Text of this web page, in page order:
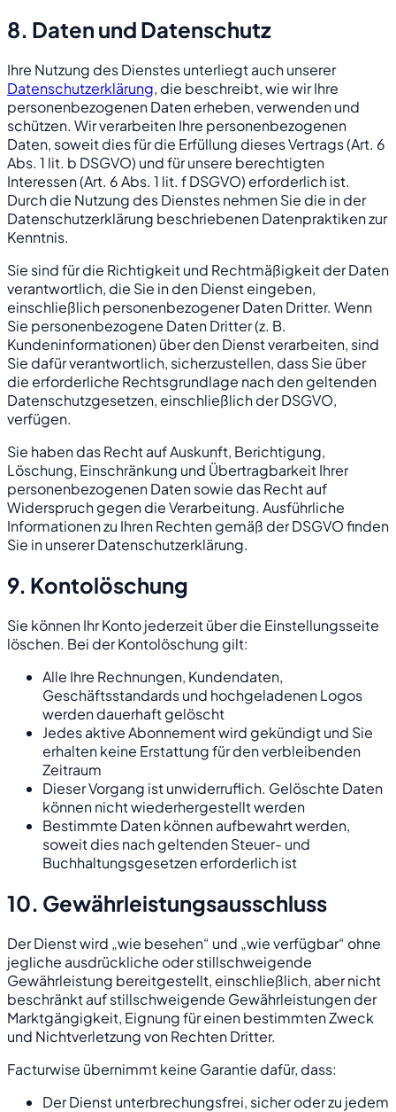
8. Daten und Datenschutz
Ihre Nutzung des Dienstes unterliegt auch unserer
Datenschutzerklärung, die beschreibt, wie wir Ihre
personenbezogenen Daten erheben, verwenden und
schützen. Wir verarbeiten Ihre personenbezogenen
Daten, soweit dies für die Erfüllung dieses Vertrags (Art. 6
Abs. 1 lit. b DSGVO) und für unsere berechtigten
Interessen (Art. 6 Abs. 1 lit. f DSGVO) erforderlich ist.
Durch die Nutzung des Dienstes nehmen Sie die in der
Datenschutzerklärung beschriebenen Datenpraktiken zur
Kenntnis.
Sie sind für die Richtigkeit und Rechtmäßigkeit der Daten
verantwortlich, die Sie in den Dienst eingeben,
einschließlich personenbezogener Daten Dritter. Wenn
Sie personenbezogene Daten Dritter (z. B.
Kundeninformationen) über den Dienst verarbeiten, sind
Sie dafür verantwortlich, sicherzustellen, dass Sie über
die erforderliche Rechtsgrundlage nach den geltenden
Datenschutzgesetzen, einschließlich der DSGVO,
verfügen.
Sie haben das Recht auf Auskunft, Berichtigung,
Löschung, Einschränkung und Übertragbarkeit Ihrer
personenbezogenen Daten sowie das Recht auf
Widerspruch gegen die Verarbeitung. Ausführliche
Informationen zu Ihren Rechten gemäß der DSGVO finden
Sie in unserer Datenschutzerklärung.
9. Kontolöschung
Sie können Ihr Konto jederzeit über die Einstellungsseite
löschen. Bei der Kontolöschung gilt:
Alle Ihre Rechnungen, Kundendaten,
Geschäftsstandards und hochgeladenen Logos
werden dauerhaft gelöscht
Jedes aktive Abonnement wird gekündigt und Sie
erhalten keine Erstattung für den verbleibenden
Zeitraum
Dieser Vorgang ist unwiderruflich. Gelöschte Daten
können nicht wiederhergestellt werden
Bestimmte Daten können aufbewahrt werden,
soweit dies nach geltenden Steuer- und
Buchhaltungsgesetzen erforderlich ist
10. Gewährleistungsausschluss
Der Dienst wird „wie besehen“ und „wie verfügbar“ ohne
jegliche ausdrückliche oder stillschweigende
Gewährleistung bereitgestellt, einschließlich, aber nicht
beschränkt auf stillschweigende Gewährleistungen der
Marktgängigkeit, Eignung für einen bestimmten Zweck
und Nichtverletzung von Rechten Dritter.
Facturwise übernimmt keine Garantie dafür, dass:
Der Dienst unterbrechungsfrei, sicher oder zu jedem